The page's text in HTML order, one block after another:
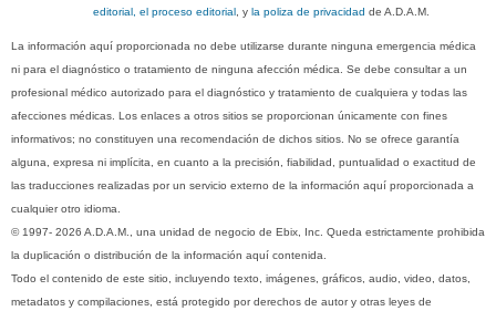
editorial, el proceso editorial , yla poliza de privacidad de A.D.A.M.
La información aquí proporcionada no debe utilizarse durante ninguna emergencia médica
ni para el diagnóstico o tratamiento de ninguna afección médica. Se debe consultar a un
profesional médico autorizado para el diagnóstico y tratamiento de cualquiera y todas las
afecciones médicas. Los enlaces a otros sitios se proporcionan únicamente con fines
informativos; no constituyen una recomendación de dichos sitios. No se ofrece garantía
alguna, expresa ni implícita, en cuanto a la precisión, fiabilidad, puntualidad o exactitud de
las traducciones realizadas por un servicio externo de la información aquí proporcionada a
cualquier otro idioma.
© 1997- 2026 A.D.A.M., una unidad de negocio de Ebix, Inc. Queda estrictamente prohibida
la duplicación o distribución de la información aquí contenida.
Todo el contenido de este sitio, incluyendo texto, imágenes, gráficos, audio, video, datos,
metadatos y compilaciones, está protegido por derechos de autor y otras leyes de